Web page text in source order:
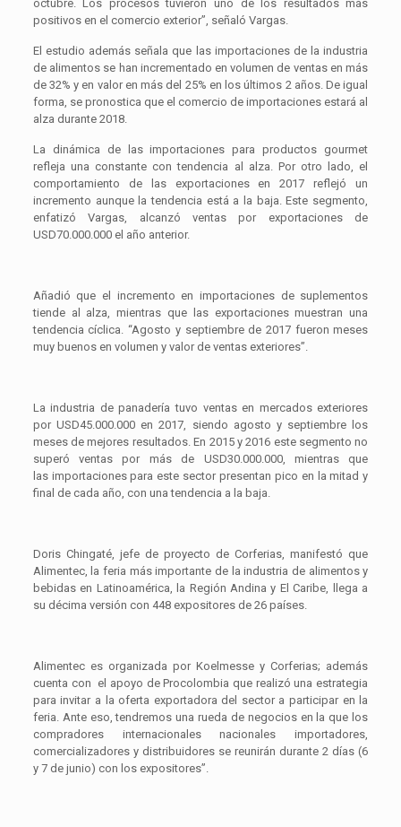
octubre. Los procesos tuvieron uno de los resultados más
positivos en el comercio exterior”, señaló Vargas.
El estudio además señala que las importaciones de la industria
de alimentos se han incrementado en volumen de ventas en más
de 32% y en valor en más del 25% en los últimos 2 años. De igual
forma, se pronostica que el comercio de importaciones estará al
alza durante 2018.
La dinámica de las importaciones para productos gourmet
refleja una constante con tendencia al alza. Por otro lado, el
comportamiento de las exportaciones en 2017 reflejó un
incremento aunque la tendencia está a la baja. Este segmento,
enfatizó Vargas, alcanzó ventas por exportaciones de
USD70.000.000 el año anterior.
Añadió que el incremento en importaciones de suplementos
tiende al alza, mientras que las exportaciones muestran una
tendencia cíclica. “Agosto y septiembre de 2017 fueron meses
muy buenos en volumen y valor de ventas exteriores”.
La industria de panadería tuvo ventas en mercados exteriores
por USD45.000.000 en 2017, siendo agosto y septiembre los
meses de mejores resultados. En 2015 y 2016 este segmento no
superó ventas por más de USD30.000.000, mientras que
las importaciones para este sector presentan pico en la mitad y
final de cada año, con una tendencia a la baja.
Doris Chingaté, jefe de proyecto de Corferias, manifestó que
Alimentec, la feria más importante de la industria de alimentos y
bebidas en Latinoamérica, la Región Andina y El Caribe, llega a
su décima versión con 448 expositores de 26 países.
Alimentec es organizada por Koelmesse y Corferias; además
cuenta con el apoyo de Procolombia que realizó una estrategia
para invitar a la oferta exportadora del sector a participar en la
feria. Ante eso, tendremos una rueda de negocios en la que los
compradores internacionales nacionales importadores,
comercializadores y distribuidores se reunirán durante 2 días (6
y 7 de junio) con los expositores”.